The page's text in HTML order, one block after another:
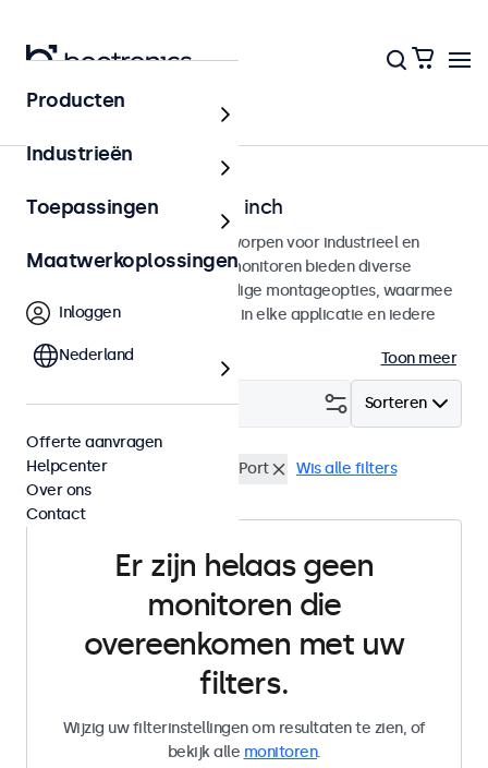
Home
Monitoren van 7 tot 32 inch
Professionele monitoren ontworpen voor industrieel en
commercieel gebruik. Deze monitoren bieden diverse
videoaansluitingen en veelzijdige montageopties, waarmee
ze naadloos te integreren zijn in elke applicatie en iedere
Toon meer
Sorteren
Filter (0)
Zonlicht afleesbaar DisplayPort Wis alle filters
Er zijn helaas geen
monitoren die
overeenkomen met uw
filters.
Wijzig uw filterinstellingen om resultaten te zien, of
bekijk alle monitoren.
Producten
Industrieën
Toepassingen
Maatwerkoplossingen
Inloggen
Nederland
Offerte aanvragen
Helpcenter
Over ons
Contact